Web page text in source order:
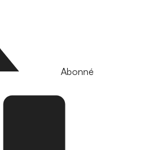
Abonné